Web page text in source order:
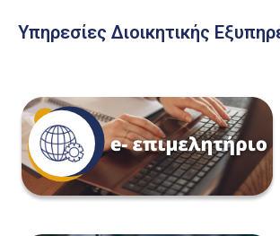
Υπηρεσίες Διοικητικής